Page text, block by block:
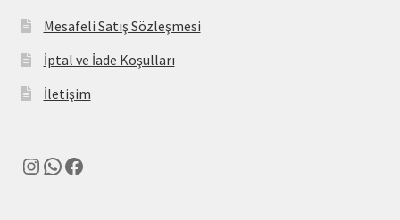
Mesafeli Satış Sözleşmesi
İptal ve İade Koşulları
İletişim
Instagram
WhatsApp
Facebook